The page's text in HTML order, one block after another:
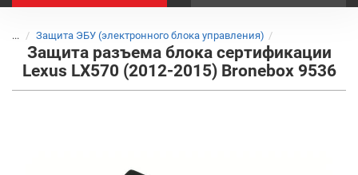
... Защита ЭБУ (электронного блока управления)
Защита разъема блока сертификации
Lexus LX570 (2012-2015) Bronebox 9536